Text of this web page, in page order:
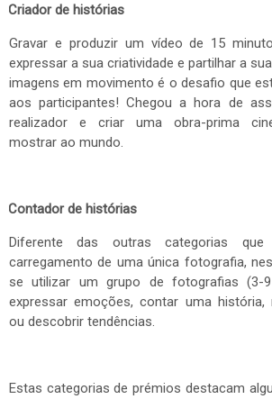
Criador de histórias
Gravar e produzir um vídeo de 15
expressar a sua criatividade e partilhar a
imagens em movimento é o desafio que
aos participantes! Chegou a hora de
realizador e criar uma obra-prima
mostrar ao mundo.
Contador de histórias
Diferente das outras categorias
carregamento de uma única fotografia,
se utilizar um grupo de fotografias (3-
expressar emoções, contar uma história,
ou descobrir tendências.
Estas categorias de prémios destacam